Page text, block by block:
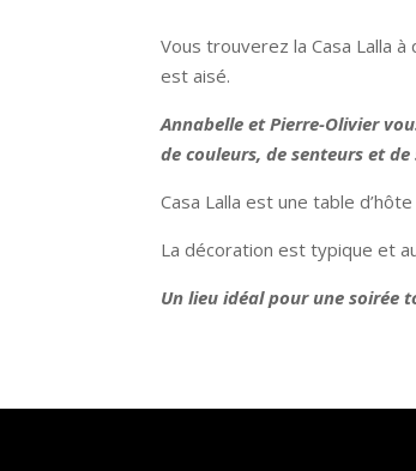
Vous trouverez la Casa Lalla
est aisé.
Annabelle et Pierre-Olivier
de couleurs, de senteurs et
Casa Lalla est une table
La décoration est typique et
Un lieu idéal pour une soirée